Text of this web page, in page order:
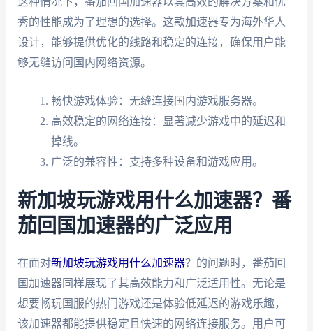
秀的性能成为了理想的选择。这款加速器专为海外华人
设计，能够提供优化的线路和稳定的连接，确保用户能
够无缝访问国内网络资源。
畅快游戏体验：无缝连接国内游戏服务器。
高效稳定的网络连接：显著减少游戏中的延迟和
掉线。
广泛的兼容性：支持多种设备和游戏应用。
新加坡玩游戏用什么加速器？番
茄回国加速器的广泛应用
在面对新加坡玩游戏用什么加速器？的问题时，番茄回
国加速器同样展现了其高效能力和广泛适用性。无论是
想要畅玩国服的热门游戏还是体验低延迟的游戏乐趣，
该加速器都能提供稳定且快速的网络连接服务。用户可